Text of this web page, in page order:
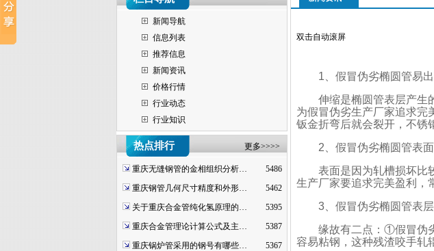
新闻导航
信息列表
推荐信息
新闻资讯
价格行情
行业动态
行业知识
热点排行 更多>>>>
重庆无缝钢管的金相组织分析…
5486
重庆钢管几何尺寸精度和外形…
5462
关于重庆合金管纯化氢原理的…
5395
重庆合金管理论计算公式及主…
5387
重庆锅炉管采用的钢号有哪些…
5367
双击自动滚屏
1、假冒伪劣椭圆管易
伸缩是椭圆管表层产生
为假冒伪劣生产厂家追求完
钣金折弯后就会裂开，不锈
2、假冒伪劣椭圆管表
表面是因为轧槽损坏比
生产厂家要追求完美盈利，
3、假冒伪劣椭圆管表
缘故有二点：①假冒伪
容易粘钢，这种残渣咬手轧